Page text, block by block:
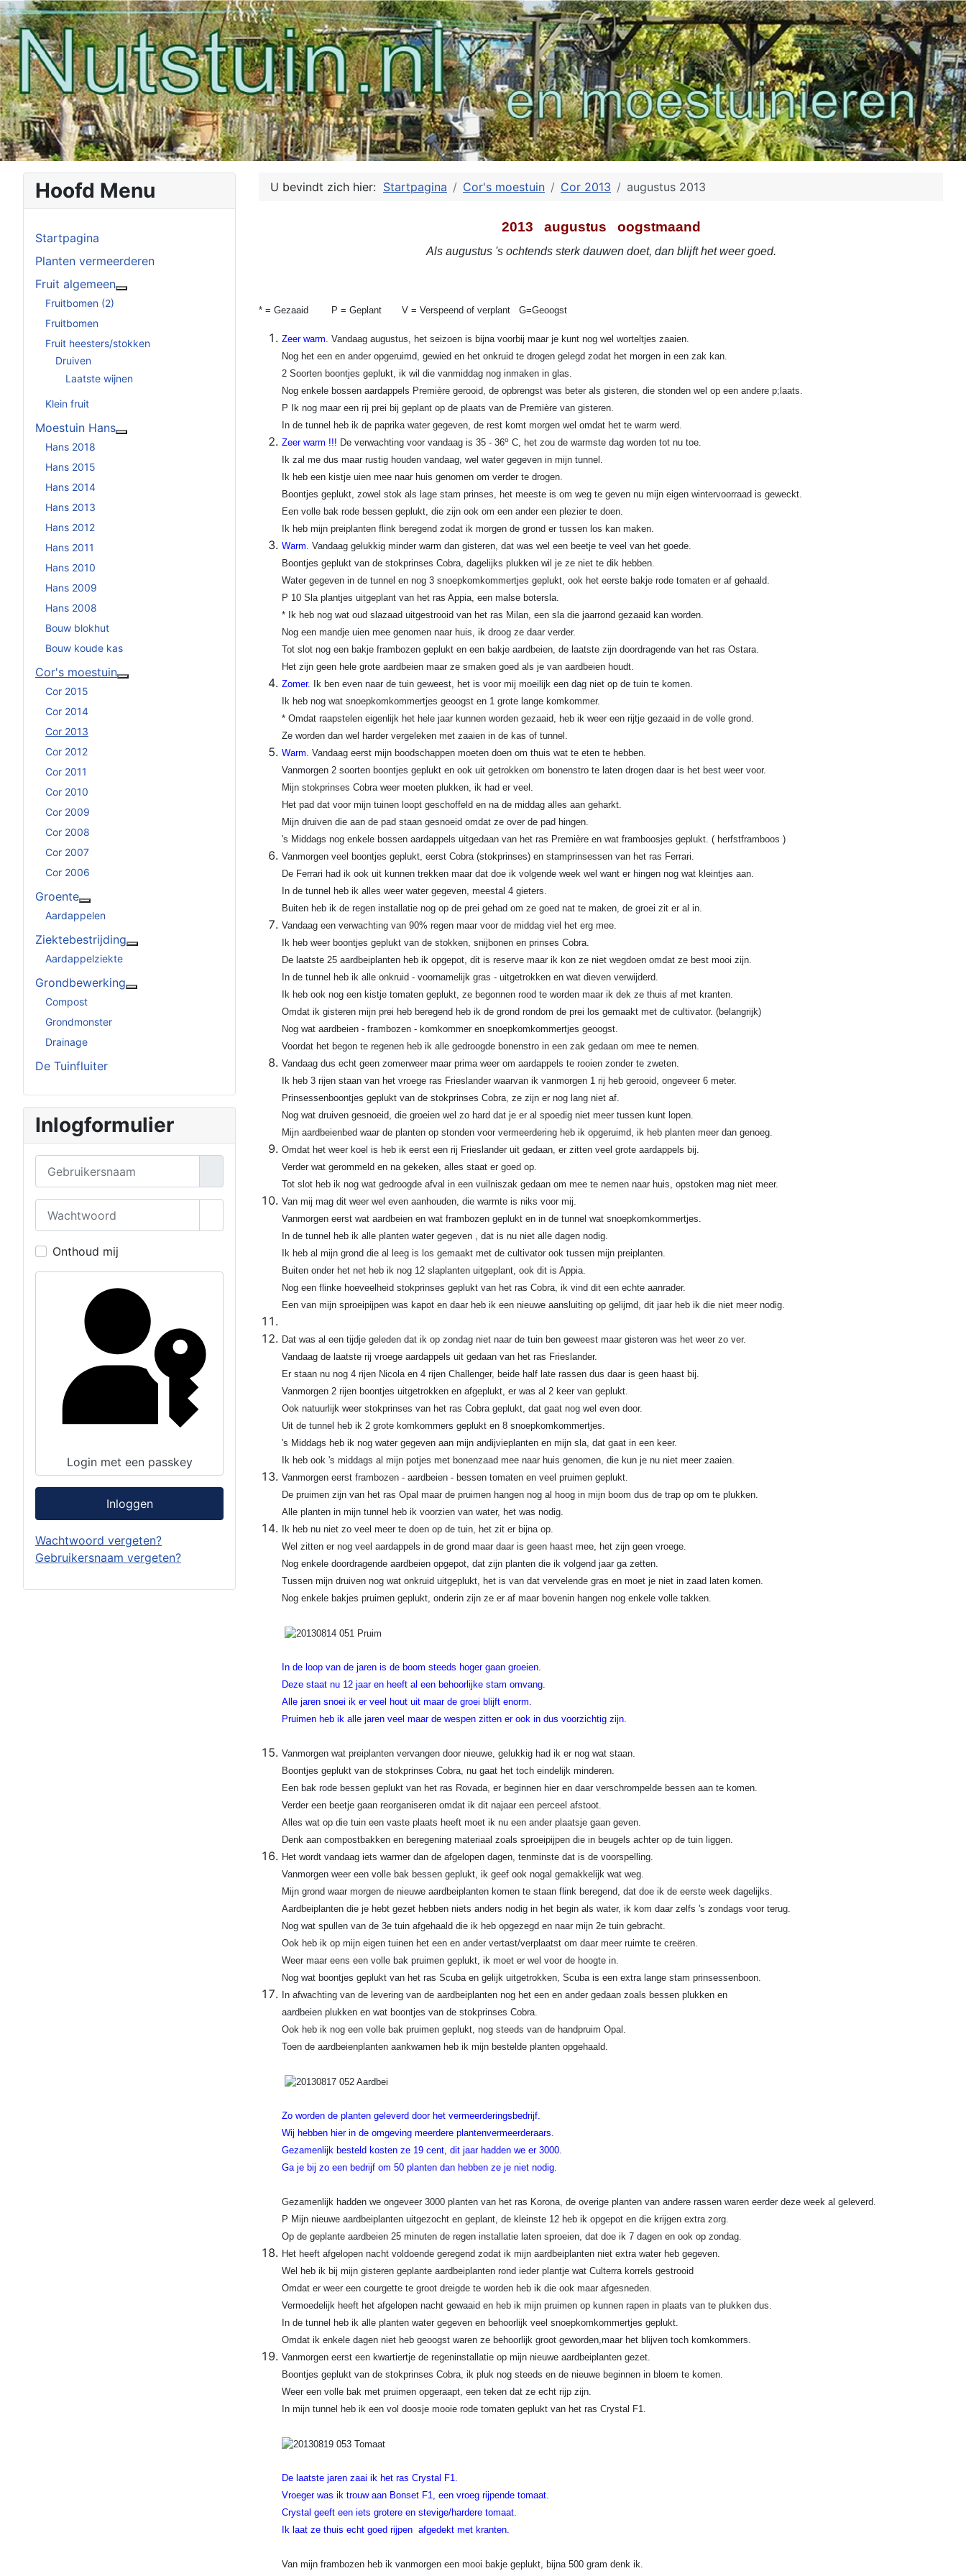
Hoofd Menu
Startpagina
Planten vermeerderen
Fruit algemeen
Fruitbomen (2)
Fruitbomen
Fruit heesters/stokken
Druiven
Laatste wijnen
Klein fruit
Moestuin Hans
Hans 2018
Hans 2015
Hans 2014
Hans 2013
Hans 2012
Hans 2011
Hans 2010
Hans 2009
Hans 2008
Bouw blokhut
Bouw koude kas
Cor's moestuin
Cor 2015
Cor 2014
Cor 2013
Cor 2012
Cor 2011
Cor 2010
Cor 2009
Cor 2008
Cor 2007
Cor 2006
Groente
Meer over: Groente
Aardappelen
Ziektebestrijding
Aardappelziekte
Grondbewerking
Meer over: Grondbewerking
Compost
Grondmonster
Drainage
De Tuinfluiter
Inlogformulier
Toon wachtwoord
Onthoud mij
Login met een passkey
Inloggen
Wachtwoord vergeten?
Gebruikersnaam vergeten?
U bevindt zich hier: Startpagina Cor's moestuin Cor 2013 augustus 2013
2013 augustus oogstmaand
Als augustus 's ochtends sterk dauwen doet, dan blijft het weer goed.
* = Gezaaid P = Geplant V = Verspeend of verplant G=Geoogst
Zeer warm. Vandaag augustus, het seizoen is bijna voorbij maar je kunt nog wel worteltjes zaaien.
Nog het een en ander opgeruimd, gewied en het onkruid te drogen gelegd zodat het morgen in een zak kan.
2 Soorten boontjes geplukt, ik wil die vanmiddag nog inmaken in glas.
Nog enkele bossen aardappels Première gerooid, de opbrengst was beter als gisteren, die stonden wel op een andere p;laats.
P Ik nog maar een rij prei bij geplant op de plaats van de Première van gisteren.
In de tunnel heb ik de paprika water gegeven, de rest komt morgen wel omdat het te warm werd.
Zeer warm !!! De verwachting voor vandaag is 35 - 36o C, het zou de warmste dag worden tot nu toe.
Ik zal me dus maar rustig houden vandaag, wel water gegeven in mijn tunnel.
Ik heb een kistje uien mee naar huis genomen om verder te drogen.
Boontjes geplukt, zowel stok als lage stam prinses, het meeste is om weg te geven nu mijn eigen wintervoorraad is geweckt.
Een volle bak rode bessen geplukt, die zijn ook om een ander een plezier te doen.
Ik heb mijn preiplanten flink beregend zodat ik morgen de grond er tussen los kan maken.
Warm. Vandaag gelukkig minder warm dan gisteren, dat was wel een beetje te veel van het goede.
Boontjes geplukt van de stokprinses Cobra, dagelijks plukken wil je ze niet te dik hebben.
Water gegeven in de tunnel en nog 3 snoepkomkommertjes geplukt, ook het eerste bakje rode tomaten er af gehaald.
P 10 Sla plantjes uitgeplant van het ras Appia, een malse botersla.
* Ik heb nog wat oud slazaad uitgestrooid van het ras Milan, een sla die jaarrond gezaaid kan worden.
Nog een mandje uien mee genomen naar huis, ik droog ze daar verder.
Tot slot nog een bakje frambozen geplukt en een bakje aardbeien, de laatste zijn doordragende van het ras Ostara.
Het zijn geen hele grote aardbeien maar ze smaken goed als je van aardbeien houdt.
Zomer. Ik ben even naar de tuin geweest, het is voor mij moeilijk een dag niet op de tuin te komen.
Ik heb nog wat snoepkomkommertjes geoogst en 1 grote lange komkommer.
* Omdat raapstelen eigenlijk het hele jaar kunnen worden gezaaid, heb ik weer een rijtje gezaaid in de volle grond.
Ze worden dan wel harder vergeleken met zaaien in de kas of tunnel.
Warm. Vandaag eerst mijn boodschappen moeten doen om thuis wat te eten te hebben.
Vanmorgen 2 soorten boontjes geplukt en ook uit getrokken om bonenstro te laten drogen daar is het best weer voor.
Mijn stokprinses Cobra weer moeten plukken, ik had er veel.
Het pad dat voor mijn tuinen loopt geschoffeld en na de middag alles aan geharkt.
Mijn druiven die aan de pad staan gesnoeid omdat ze over de pad hingen.
's Middags nog enkele bossen aardappels uitgedaan van het ras Première en wat framboosjes geplukt. ( herfstframboos )
Vanmorgen veel boontjes geplukt, eerst Cobra (stokprinses) en stamprinsessen van het ras Ferrari.
De Ferrari had ik ook uit kunnen trekken maar dat doe ik volgende week wel want er hingen nog wat kleintjes aan.
In de tunnel heb ik alles weer water gegeven, meestal 4 gieters.
Buiten heb ik de regen installatie nog op de prei gehad om ze goed nat te maken, de groei zit er al in.
Vandaag een verwachting van 90% regen maar voor de middag viel het erg mee.
Ik heb weer boontjes geplukt van de stokken, snijbonen en prinses Cobra.
De laatste 25 aardbeiplanten heb ik opgepot, dit is reserve maar ik kon ze niet wegdoen omdat ze best mooi zijn.
In de tunnel heb ik alle onkruid - voornamelijk gras - uitgetrokken en wat dieven verwijderd.
Ik heb ook nog een kistje tomaten geplukt, ze begonnen rood te worden maar ik dek ze thuis af met kranten.
Omdat ik gisteren mijn prei heb beregend heb ik de grond rondom de prei los gemaakt met de cultivator. (belangrijk)
Nog wat aardbeien - frambozen - komkommer en snoepkomkommertjes geoogst.
Voordat het begon te regenen heb ik alle gedroogde bonenstro in een zak gedaan om mee te nemen.
Vandaag dus echt geen zomerweer maar prima weer om aardappels te rooien zonder te zweten.
Ik heb 3 rijen staan van het vroege ras Frieslander waarvan ik vanmorgen 1 rij heb gerooid, ongeveer 6 meter.
Prinsessenboontjes geplukt van de stokprinses Cobra, ze zijn er nog lang niet af.
Nog wat druiven gesnoeid, die groeien wel zo hard dat je er al spoedig niet meer tussen kunt lopen.
Mijn aardbeienbed waar de planten op stonden voor vermeerdering heb ik opgeruimd, ik heb planten meer dan genoeg.
Omdat het weer koel is heb ik eerst een rij Frieslander uit gedaan, er zitten veel grote aardappels bij.
Verder wat gerommeld en na gekeken, alles staat er goed op.
Tot slot heb ik nog wat gedroogde afval in een vuilniszak gedaan om mee te nemen naar huis, opstoken mag niet meer.
Van mij mag dit weer wel even aanhouden, die warmte is niks voor mij.
Vanmorgen eerst wat aardbeien en wat frambozen geplukt en in de tunnel wat snoepkomkommertjes.
In de tunnel heb ik alle planten water gegeven , dat is nu niet alle dagen nodig.
Ik heb al mijn grond die al leeg is los gemaakt met de cultivator ook tussen mijn preiplanten.
Buiten onder het net heb ik nog 12 slaplanten uitgeplant, ook dit is Appia.
Nog een flinke hoeveelheid stokprinses geplukt van het ras Cobra, ik vind dit een echte aanrader.
Een van mijn sproeipijpen was kapot en daar heb ik een nieuwe aansluiting op gelijmd, dit jaar heb ik die niet meer nodig.
Dat was al een tijdje geleden dat ik op zondag niet naar de tuin ben geweest maar gisteren was het weer zo ver.
Vandaag de laatste rij vroege aardappels uit gedaan van het ras Frieslander.
Er staan nu nog 4 rijen Nicola en 4 rijen Challenger, beide half late rassen dus daar is geen haast bij.
Vanmorgen 2 rijen boontjes uitgetrokken en afgeplukt, er was al 2 keer van geplukt.
Ook natuurlijk weer stokprinses van het ras Cobra geplukt, dat gaat nog wel even door.
Uit de tunnel heb ik 2 grote komkommers geplukt en 8 snoepkomkommertjes.
's Middags heb ik nog water gegeven aan mijn andijvieplanten en mijn sla, dat gaat in een keer.
Ik heb ook 's middags al mijn potjes met bonenzaad mee naar huis genomen, die kun je nu niet meer zaaien.
Vanmorgen eerst frambozen - aardbeien - bessen tomaten en veel pruimen geplukt.
De pruimen zijn van het ras Opal maar de pruimen hangen nog al hoog in mijn boom dus de trap op om te plukken.
Alle planten in mijn tunnel heb ik voorzien van water, het was nodig.
Ik heb nu niet zo veel meer te doen op de tuin, het zit er bijna op.
Wel zitten er nog veel aardappels in de grond maar daar is geen haast mee, het zijn geen vroege.
Nog enkele doordragende aardbeien opgepot, dat zijn planten die ik volgend jaar ga zetten.
Tussen mijn druiven nog wat onkruid uitgeplukt, het is van dat vervelende gras en moet je niet in zaad laten komen.
Nog enkele bakjes pruimen geplukt, onderin zijn ze er af maar bovenin hangen nog enkele volle takken.
In de loop van de jaren is de boom steeds hoger gaan groeien.
Deze staat nu 12 jaar en heeft al een behoorlijke stam omvang.
Alle jaren snoei ik er veel hout uit maar de groei blijft enorm.
Pruimen heb ik alle jaren veel maar de wespen zitten er ook in dus voorzichtig zijn.
Vanmorgen wat preiplanten vervangen door nieuwe, gelukkig had ik er nog wat staan.
Boontjes geplukt van de stokprinses Cobra, nu gaat het toch eindelijk minderen.
Een bak rode bessen geplukt van het ras Rovada, er beginnen hier en daar verschrompelde bessen aan te komen.
Verder een beetje gaan reorganiseren omdat ik dit najaar een perceel afstoot.
Alles wat op die tuin een vaste plaats heeft moet ik nu een ander plaatsje gaan geven.
Denk aan compostbakken en beregening materiaal zoals sproeipijpen die in beugels achter op de tuin liggen.
Het wordt vandaag iets warmer dan de afgelopen dagen, tenminste dat is de voorspelling.
Vanmorgen weer een volle bak bessen geplukt, ik geef ook nogal gemakkelijk wat weg.
Mijn grond waar morgen de nieuwe aardbeiplanten komen te staan flink beregend, dat doe ik de eerste week dagelijks.
Aardbeiplanten die je hebt gezet hebben niets anders nodig in het begin als water, ik kom daar zelfs 's zondags voor terug.
Nog wat spullen van de 3e tuin afgehaald die ik heb opgezegd en naar mijn 2e tuin gebracht.
Ook heb ik op mijn eigen tuinen het een en ander vertast/verplaatst om daar meer ruimte te creëren.
Weer maar eens een volle bak pruimen geplukt, ik moet er wel voor de hoogte in.
Nog wat boontjes geplukt van het ras Scuba en gelijk uitgetrokken, Scuba is een extra lange stam prinsessenboon.
In afwachting van de levering van de aardbeiplanten nog het een en ander gedaan zoals bessen plukken en
aardbeien plukken en wat boontjes van de stokprinses Cobra.
Ook heb ik nog een volle bak pruimen geplukt, nog steeds van de handpruim Opal.
Toen de aardbeienplanten aankwamen heb ik mijn bestelde planten opgehaald.
Zo worden de planten geleverd door het vermeerderingsbedrijf.
Wij hebben hier in de omgeving meerdere plantenvermeerderaars.
Gezamenlijk besteld kosten ze 19 cent, dit jaar hadden we er 3000.
Ga je bij zo een bedrijf om 50 planten dan hebben ze je niet nodig.
Gezamenlijk hadden we ongeveer 3000 planten van het ras Korona, de overige planten van andere rassen waren eerder deze week al geleverd.
P Mijn nieuwe aardbeiplanten uitgezocht en geplant, de kleinste 12 heb ik opgepot en die krijgen extra zorg.
Op de geplante aardbeien 25 minuten de regen installatie laten sproeien, dat doe ik 7 dagen en ook op zondag.
Het heeft afgelopen nacht voldoende geregend zodat ik mijn aardbeiplanten niet extra water heb gegeven.
Wel heb ik bij mijn gisteren geplante aardbeiplanten rond ieder plantje wat Culterra korrels gestrooid
Omdat er weer een courgette te groot dreigde te worden heb ik die ook maar afgesneden.
Vermoedelijk heeft het afgelopen nacht gewaaid en heb ik mijn pruimen op kunnen rapen in plaats van te plukken dus.
In de tunnel heb ik alle planten water gegeven en behoorlijk veel snoepkomkommertjes geplukt.
Omdat ik enkele dagen niet heb geoogst waren ze behoorlijk groot geworden,maar het blijven toch komkommers.
Vanmorgen eerst een kwartiertje de regeninstallatie op mijn nieuwe aardbeiplanten gezet.
Boontjes geplukt van de stokprinses Cobra, ik pluk nog steeds en de nieuwe beginnen in bloem te komen.
Weer een volle bak met pruimen opgeraapt, een teken dat ze echt rijp zijn.
In mijn tunnel heb ik een vol doosje mooie rode tomaten geplukt van het ras Crystal F1.
De laatste jaren zaai ik het ras Crystal F1.
Vroeger was ik trouw aan Bonset F1, een vroeg rijpende tomaat.
Crystal geeft een iets grotere en stevige/hardere tomaat.
Ik laat ze thuis echt goed rijpen afgedekt met kranten.
Van mijn frambozen heb ik vanmorgen een mooi bakje geplukt, bijna 500 gram denk ik.